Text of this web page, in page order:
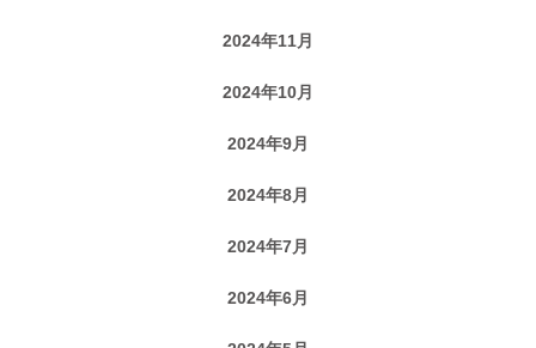
2024年11月
2024年10月
2024年9月
2024年8月
2024年7月
2024年6月